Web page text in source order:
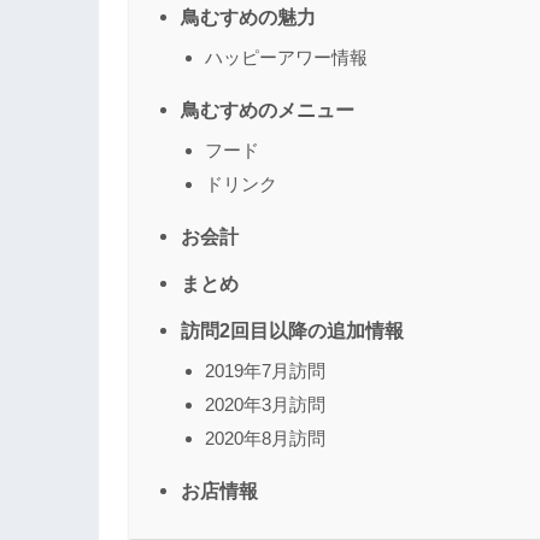
鳥むすめの魅力
ハッピーアワー情報
鳥むすめのメニュー
フード
ドリンク
お会計
まとめ
訪問2回目以降の追加情報
2019年7月訪問
2020年3月訪問
2020年8月訪問
お店情報